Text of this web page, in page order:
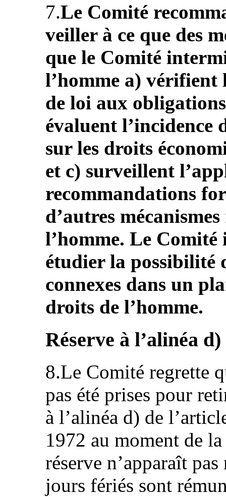
7.Le Comité
veiller à ce que des
que le Comité
l’homme a)
de loi aux
évaluent l’incidence
sur les droits
et c) surveillent
recommandations
d’autres
l’homme. Le
étudier la possibilité
connexes dans un
droits de l’homme.
Réserve à l’alinéa
8.Le Comité regrette
pas été prises pour
à l’alinéa d) de
1972 au moment de
réserve n’apparaît
jours fériés sont